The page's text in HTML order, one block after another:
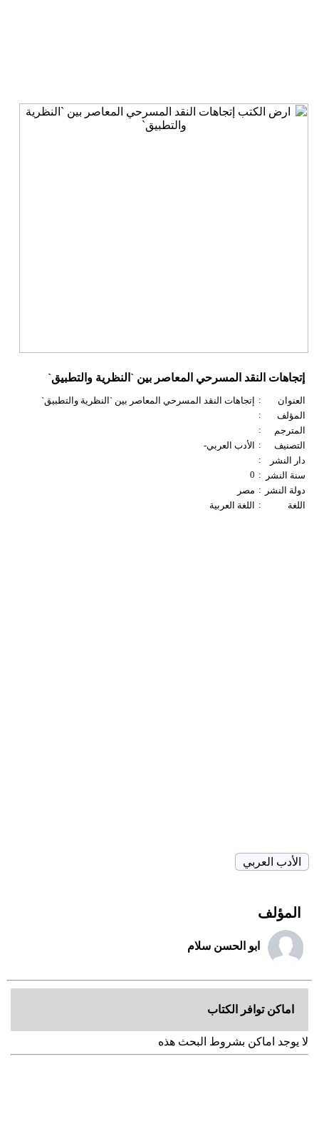
إتجاهات النقد المسرحي المعاصر بين `النظرية والتطبيق`
العنوان :
إتجاهات النقد المسرحي المعاصر بين `النظرية والتطبيق`
المؤلف
:
المترجم
:
التصنيف
:
الأدب العربي-
دار النشر
:
سنة النشر
:
0
دولة النشر
: مصر
اللغة
: اللغة العربية
الأدب العربي
المؤلف
ابو الحسن سلام
اماكن توافر الكتاب
لا يوجد اماكن بشروط البحث هذه